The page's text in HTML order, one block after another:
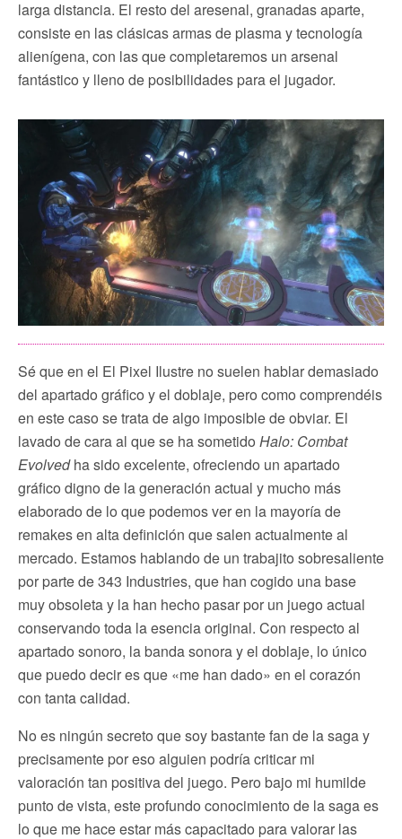
larga distancia. El resto del aresenal, granadas aparte,
consiste en las clásicas armas de plasma y tecnología
alienígena, con las que completaremos un arsenal
fantástico y lleno de posibilidades para el jugador.
Sé que en el El Pixel Ilustre no suelen hablar demasiado
del apartado gráfico y el doblaje, pero como comprendéis
en este caso se trata de algo imposible de obviar. El
lavado de cara al que se ha sometido Halo: Combat
Evolvedha sido excelente, ofreciendo un apartado
gráfico digno de la generación actual y mucho más
elaborado de lo que podemos ver en la mayoría de
remakes en alta definición que salen actualmente al
mercado. Estamos hablando de un trabajito sobresaliente
por parte de 343 Industries, que han cogido una base
muy obsoleta y la han hecho pasar por un juego actual
conservando toda la esencia original. Con respecto al
apartado sonoro, la banda sonora y el doblaje, lo único
que puedo decir es que «me han dado» en el corazón
con tanta calidad.
No es ningún secreto que soy bastante fan de la saga y
precisamente por eso alguien podría criticar mi
valoración tan positiva del juego. Pero bajo mi humilde
punto de vista, este profundo conocimiento de la saga es
lo que me hace estar más capacitado para valorar las